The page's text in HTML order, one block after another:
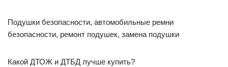
Подушки безопасности, автомобильные ремни
безопасности, ремонт подушек, замена подушки
Какой ДТОЖ и ДТБД лучше купить?